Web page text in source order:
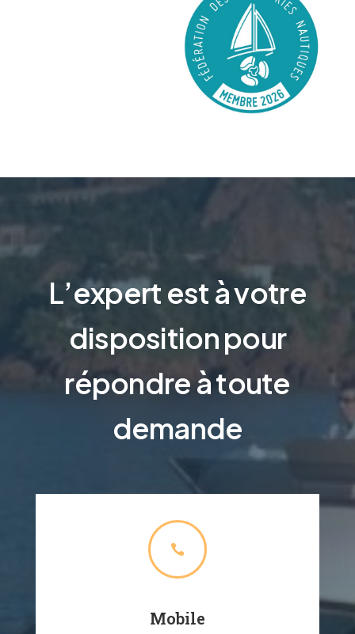
L’expert est à votre
disposition pour
répondre à toute
demande

Mobile